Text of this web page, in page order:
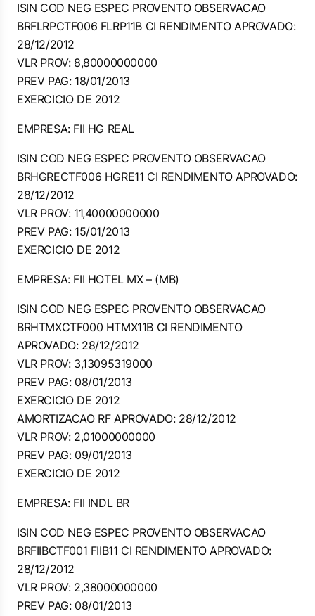
ISIN COD NEG ESPEC PROVENTO OBSERVACAO
BRFLRPCTF006 FLRP11B CI RENDIMENTO APROVADO:
28/12/2012
VLR PROV: 8,80000000000
PREV PAG: 18/01/2013
EXERCICIO DE 2012
EMPRESA: FII HG REAL
ISIN COD NEG ESPEC PROVENTO OBSERVACAO
BRHGRECTF006 HGRE11 CI RENDIMENTO APROVADO:
28/12/2012
VLR PROV: 11,40000000000
PREV PAG: 15/01/2013
EXERCICIO DE 2012
EMPRESA: FII HOTEL MX – (MB)
ISIN COD NEG ESPEC PROVENTO OBSERVACAO
BRHTMXCTF000 HTMX11B CI RENDIMENTO
APROVADO: 28/12/2012
VLR PROV: 3,13095319000
PREV PAG: 08/01/2013
EXERCICIO DE 2012
AMORTIZACAO RF APROVADO: 28/12/2012
VLR PROV: 2,01000000000
PREV PAG: 09/01/2013
EXERCICIO DE 2012
EMPRESA: FII INDL BR
ISIN COD NEG ESPEC PROVENTO OBSERVACAO
BRFIIBCTF001 FIIB11 CI RENDIMENTO APROVADO:
28/12/2012
VLR PROV: 2,38000000000
PREV PAG: 08/01/2013